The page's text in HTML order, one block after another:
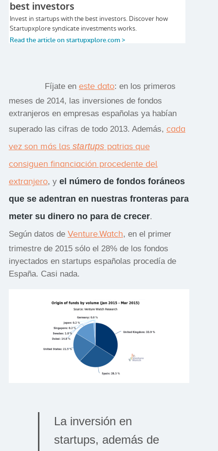
Fíjate en este dato: en los primeros
meses de 2014, las inversiones de fondos
extranjeros en empresas españolas ya habían
superado las cifras de todo 2013. Además, cada
vez son más las startups patrias que
consiguen financiación procedente del
extranjero, y el número de fondos foráneos
que se adentran en nuestras fronteras para
meter su dinero no para de crecer.
Según datos de Venture.Watch, en el primer
trimestre de 2015 sólo el 28% de los fondos
inyectados en startups españolas procedía de
España. Casi nada.
La inversión en
startups, además de